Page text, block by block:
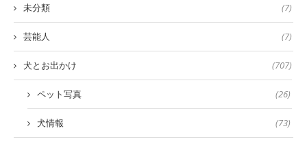
未分類 (7)
芸能人 (7)
犬とお出かけ (707)
ペット写真 (26)
犬情報 (73)